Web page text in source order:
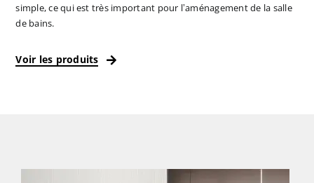
simple, ce qui est très important pour l’aménagement de la salle
de bains.
Voir les produits